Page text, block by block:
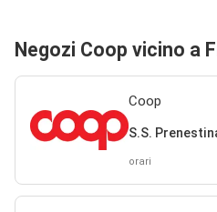
Negozi Coop vicino a
Coop
S.S.
orari